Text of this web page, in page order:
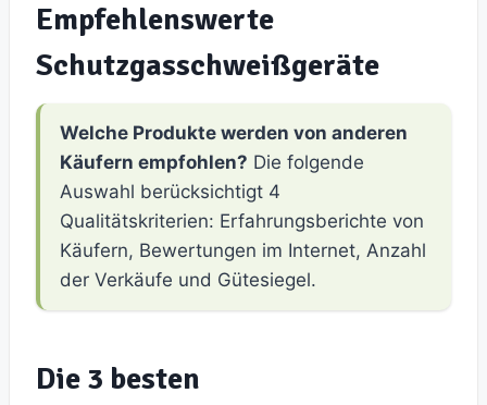
Empfehlenswerte
Schutzgasschweißgeräte
Welche Produkte werden von anderen
Käufern empfohlen? Die folgende
Auswahl berücksichtigt 4
Qualitätskriterien: Erfahrungsberichte von
Käufern, Bewertungen im Internet, Anzahl
der Verkäufe und Gütesiegel.
Die 3 besten